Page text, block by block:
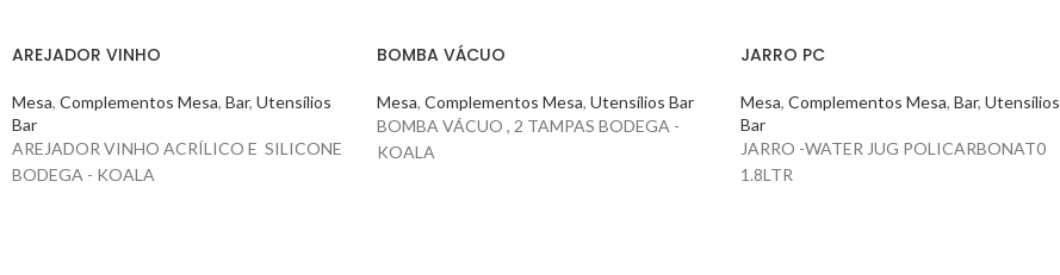
AREJADOR VINHO
Mesa, Complementos Mesa, Bar, Utensílios
Bar
AREJADOR VINHO ACRÍLICO E SILICONE
BODEGA - KOALA
BOMBA VÁCUO
Mesa, Complementos Mesa, Utensílios Bar
BOMBA VÁCUO , 2 TAMPAS BODEGA -
KOALA
JARRO PC
Mesa, Complementos Mesa, Bar, Utensílios
Bar
JARRO -WATER JUG POLICARBONAT0
1.8LTR